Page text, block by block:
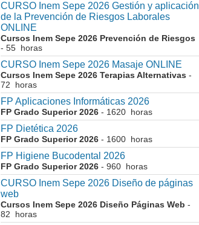
CURSO Inem Sepe 2026 Gestión y aplicación
de la Prevención de Riesgos Laborales
ONLINE
Cursos Inem Sepe 2026 Prevención de Riesgos
- 55 horas
CURSO Inem Sepe 2026 Masaje ONLINE
Cursos Inem Sepe 2026 Terapias Alternativas -
72 horas
FP Aplicaciones Informáticas 2026
FP Grado Superior 2026 - 1620 horas
FP Dietética 2026
FP Grado Superior 2026 - 1600 horas
FP Higiene Bucodental 2026
FP Grado Superior 2026 - 960 horas
CURSO Inem Sepe 2026 Diseño de páginas
web
Cursos Inem Sepe 2026 Diseño Páginas Web -
82 horas